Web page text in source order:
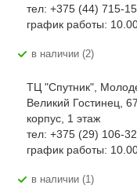
тел: +375 (44) 715-
график работы:
В наличии (2)
ТЦ "Спутник",
Великий Гостинец,
корпус, 1 этаж
тел: +375 (29) 106-
график работы:
В наличии (1)